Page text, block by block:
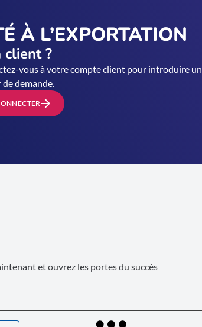
À L’EXPORTATION
client ?
vous à votre compte client pour introduire un
demande.
et ouvrez les portes du succès